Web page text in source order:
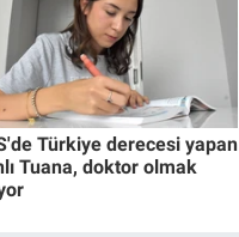
Türkiye derecesi yapan
Tuana, doktor olmak